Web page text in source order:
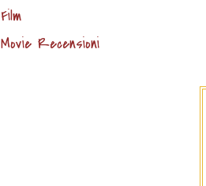
Film
Movie Recensioni